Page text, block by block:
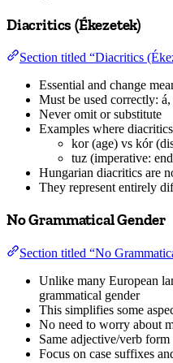
Diacritics (Ékezetek)
Section titled “Diacritics
Essential and change
Must be used correctly:
Never omit or substitute
Examples where
kor (age) vs kór
tuz (imperative:
Hungarian diacritics are
They represent entirely
No Grammatical Gender
Section titled “No
Unlike many European
grammatical gender
This simplifies some
No need to worry about
Same adjective/verb
Focus on case suffixes